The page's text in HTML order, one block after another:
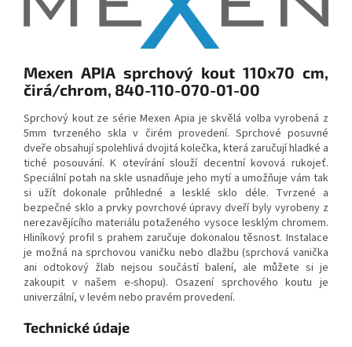
Mexen APIA sprchový kout 110x70 cm,
čirá/chrom, 840-110-070-01-00
Sprchový kout ze série Mexen Apia je skvělá volba vyrobená z
5mm tvrzeného skla v čirém provedení. Sprchové posuvné
dveře obsahují spolehlivá dvojitá kolečka, která zaručují hladké a
tiché posouvání. K otevírání slouží decentní kovová rukojeť.
Speciální potah na skle usnadňuje jeho mytí a umožňuje vám tak
si užít dokonale průhledné a lesklé sklo déle. Tvrzené a
bezpečné sklo a prvky povrchové úpravy dveří byly vyrobeny z
nerezavějícího materiálu potaženého vysoce lesklým chromem.
Hliníkový profil s prahem zaručuje dokonalou těsnost. Instalace
je možná na sprchovou vaničku nebo dlažbu (sprchová vanička
ani odtokový žlab nejsou součástí balení, ale můžete si je
zakoupit v našem e-shopu). Osazení sprchového koutu je
univerzální, v levém nebo pravém provedení.
Technické údaje